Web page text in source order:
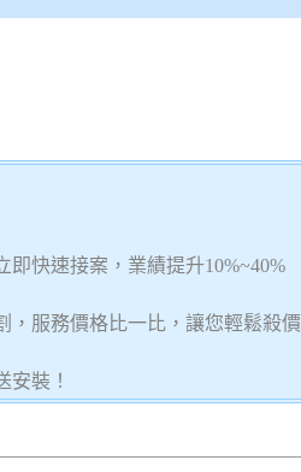
快速接案，業績提升10%~40%
，服務價格比一比，讓您輕鬆殺價
安裝！